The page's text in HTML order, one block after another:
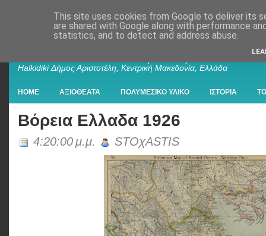
Παλαιοχώρι Χαλκιδικής
Halkidiki Δήμος Αριστοτέλη, Κεντρική Μακεδονία, Ελλάδα
HOME ΑΞΙΟΘΕΑΤΑ ΠΟΛΥΜΕΣΙΚΟ ΥΛΙΚΟ ΙΣΤΟΡΙΑ
Βόρεια Ελλαδα 1926
4:20:00 μ.μ. STOχASTIS
This site uses cookies from Google to deliver its
are shared with Google along with performance
statistics, and to detect and address abuse.